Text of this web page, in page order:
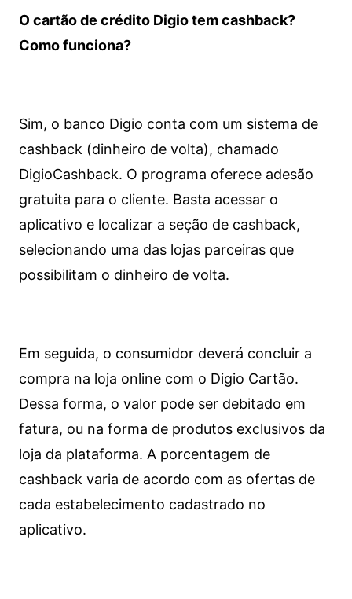
O cartão de crédito Digio tem cashback?
Como funciona?
Sim, o banco Digio conta com um sistema de
cashback (dinheiro de volta), chamado
DigioCashback. O programa oferece adesão
gratuita para o cliente. Basta acessar o
aplicativo e localizar a seção de cashback,
selecionando uma das lojas parceiras que
possibilitam o dinheiro de volta.
Em seguida, o consumidor deverá concluir a
compra na loja online com o Digio Cartão.
Dessa forma, o valor pode ser debitado em
fatura, ou na forma de produtos exclusivos da
loja da plataforma. A porcentagem de
cashback varia de acordo com as ofertas de
cada estabelecimento cadastrado no
aplicativo.